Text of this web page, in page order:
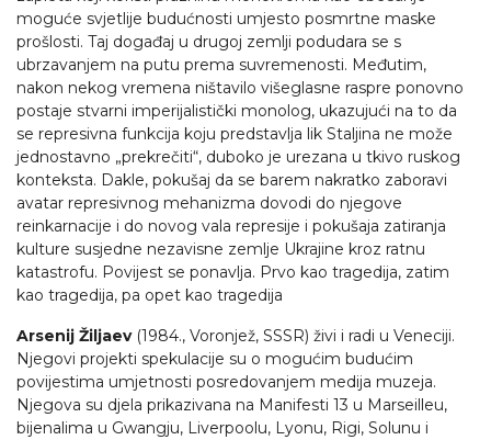
moguće svjetlije budućnosti umjesto posmrtne maske
prošlosti. Taj događaj u drugoj zemlji podudara se s
ubrzavanjem na putu prema suvremenosti. Međutim,
nakon nekog vremena ništavilo višeglasne raspre ponovno
postaje stvarni imperijalistički monolog, ukazujući na to da
se represivna funkcija koju predstavlja lik Staljina ne može
jednostavno „prekrečiti“, duboko je urezana u tkivo ruskog
konteksta. Dakle, pokušaj da se barem nakratko zaboravi
avatar represivnog mehanizma dovodi do njegove
reinkarnacije i do novog vala represije i pokušaja zatiranja
kulture susjedne nezavisne zemlje Ukrajine kroz ratnu
katastrofu. Povijest se ponavlja. Prvo kao tragedija, zatim
kao tragedija, pa opet kao tragedija
Arsenij Žiljaev(1984., Voronjež, SSSR) živi i radi u Veneciji.
Njegovi projekti spekulacije su o mogućim budućim
povijestima umjetnosti posredovanjem medija muzeja.
Njegova su djela prikazivana na Manifesti 13 u Marseilleu,
bijenalima u Gwangju, Liverpoolu, Lyonu, Rigi, Solunu i